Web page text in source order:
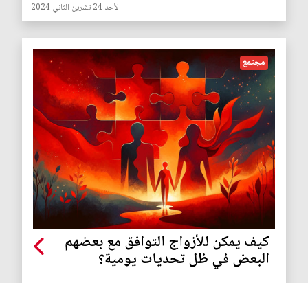
الأحد 24 تشرين الثاني 2024
مجتمع
كيف يمكن للأزواج التوافق مع بعضهم
البعض في ظل تحديات يومية؟